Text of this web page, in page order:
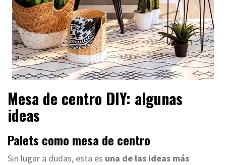
Mesa de centro DIY: algunas
ideas
Palets como mesa de centro
Sin lugar a dudas, esta es una de las ideas más